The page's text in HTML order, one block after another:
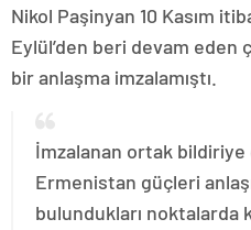
Nikol Paşinyan 10 Kasım
Eylül’den beri devam eden
bir anlaşma imzalamıştı.
İmzalanan ortak
Ermenistan güçleri
bulundukları noktalarda